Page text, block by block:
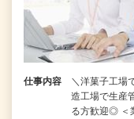
仕事内容
＼洋菓子工場
造工場で生産
る方歓迎◎